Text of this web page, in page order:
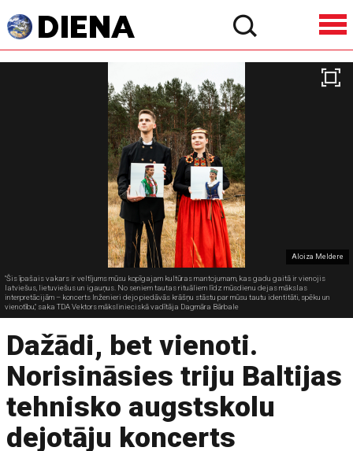
Aloiza Meldere
"Šis īpašais vakars ir veltījums mūsu kopīgajam kultūras mantojumam, kas gadu gaitā ir vienojis
latviešus, lietuviešus un igauņus. No seniem tautas rituāliem līdz mūsdienu dejas mākslas
interpretācijām – koncerts Inženieri dejo piedāvās krāšņu stāstu par mūsu tautu identitāti, spēku un
vienotību," saka TDA Vektors mākslinieciskā vadītāja Dagmāra Bārbale
Dažādi, bet vienoti.
Norisināsies triju Baltijas
tehnisko augstskolu
dejotāju koncerts